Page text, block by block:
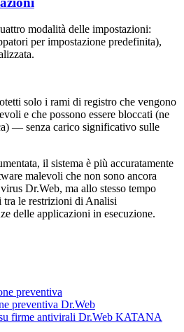
modalità delle impostazioni:
per impostazione predefinita),
solo i rami di registro che vengono
e che possono essere bloccati (ne
— senza carico significativo sulle
il sistema è più accuratamente
malevoli che non sono ancora
Dr.Web, ma allo stesso tempo
le restrizioni di Analisi
delle applicazioni in esecuzione.
preventiva
preventiva Dr.Web
firme antivirali Dr.Web KATANA